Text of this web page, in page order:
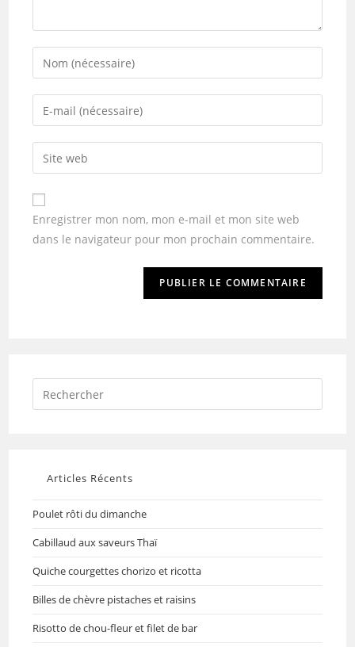
Enregistrer mon nom, mon e-mail et mon site web
dans le navigateur pour mon prochain commentaire.
Articles Récents
Poulet rôti du dimanche
Cabillaud aux saveurs Thaï
Quiche courgettes chorizo et ricotta
Billes de chèvre pistaches et raisins
Risotto de chou-fleur et filet de bar